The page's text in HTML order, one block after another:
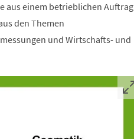
aus einem betrieblichen Auftrag
den Themen
und Wirtschafts- und